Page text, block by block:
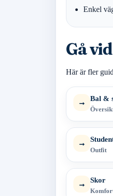
Enkel
Gå
Här är fler
→ Bal &
→
Outfit
→ Skor